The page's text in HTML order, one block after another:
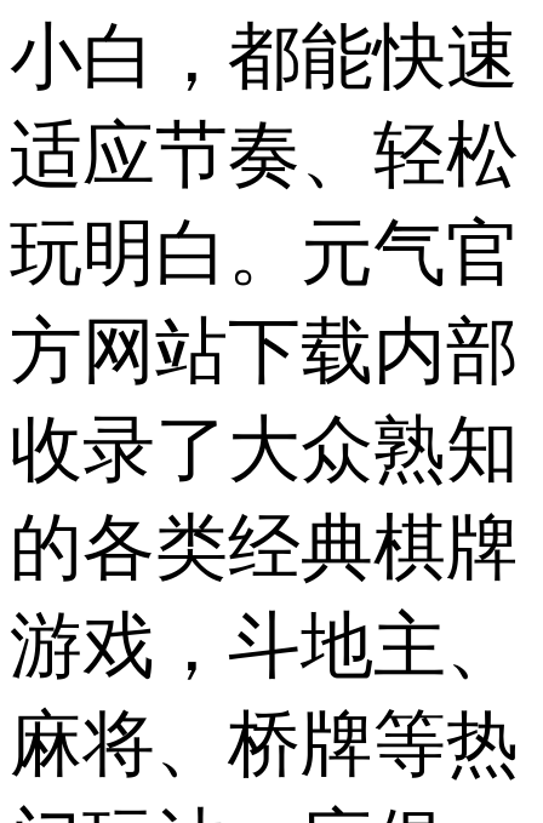
小白，都能快速
适应节奏、轻松
玩明白。元气官
方网站下载内部
收录了大众熟知
的各类经典棋牌
游戏，斗地主、
麻将、桥牌等热